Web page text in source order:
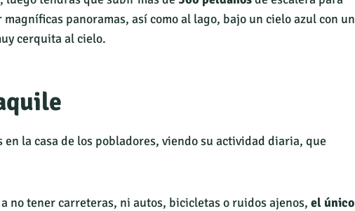
panoramas, así como al lago, bajo un cielo azul con un
cerquita al cielo.
la casa de los pobladores, viendo su actividad diaria, que
no tener carreteras, ni autos, bicicletas o ruidos ajenos, el único